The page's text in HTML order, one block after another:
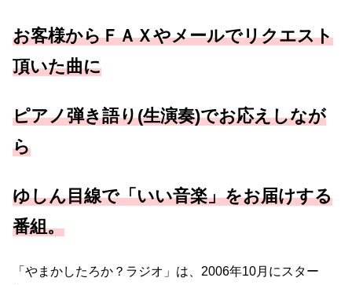
マ
ン
リ
ー
ラ
オ
(
毎
お客様からＦＡＸやメールでリクエスト
頂いた曲に
ピアノ弾き語り(生演奏)でお応えしなが
ら
ゆしん目線で「いい音楽」をお届けする
番組。
「やまかしたろか？ラジオ」は、2006年10月にスター